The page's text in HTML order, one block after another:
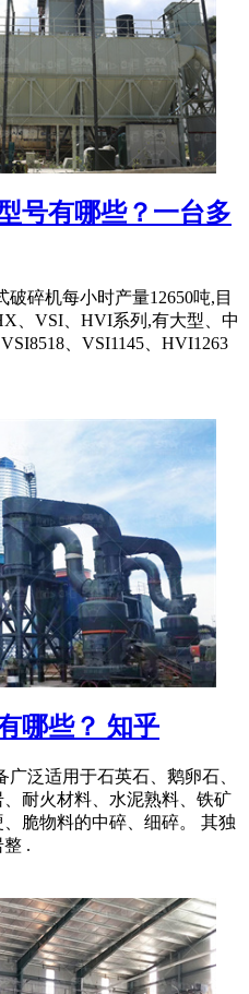
号有哪些？一台多
破碎机每小时产量12650吨,目
、VSI、HVI系列,有大型、中
、VSI1145、HVI1263
哪些？ 知乎
广泛适用于石英石、鹅卵石、
耐火材料、水泥熟料、铁矿
脆物料的中碎、细碎。 其独
.